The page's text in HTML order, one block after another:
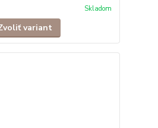
Skladom
variant